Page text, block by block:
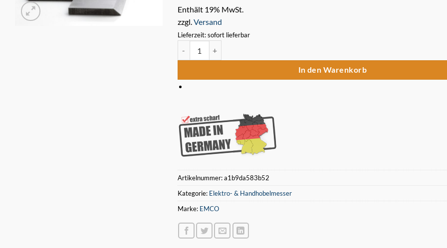
Enthält 19% MwSt.
zzgl.Versand
Lieferzeit: sofort lieferbar
In den Warenkorb
Artikelnummer:a1b9da583b52
Kategorie: Elektro- & Handhobelmesser
Marke: EMCO